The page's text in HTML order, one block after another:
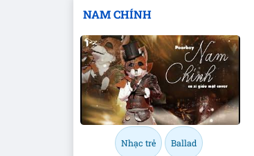
NAM CHÍNH
Nhạc trẻ Ballad